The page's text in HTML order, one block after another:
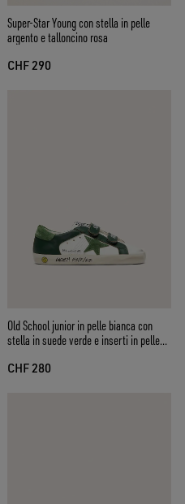
Super-Star Young con stella in pelle
argento e talloncino rosa
CHF 290
Old School junior in pelle bianca con
stella in suede verde e inserti in pelle
CHF 280